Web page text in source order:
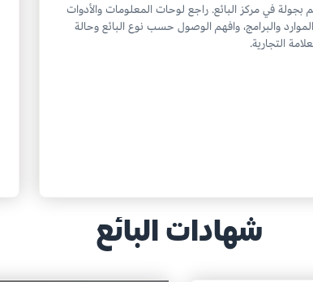
بجولة في مركز البائع. راجع لوحات المعلومات والأدوات
والبرامج، وافهم الوصول حسب نوع البائع وحالة
التجارية.
شهادات البائع